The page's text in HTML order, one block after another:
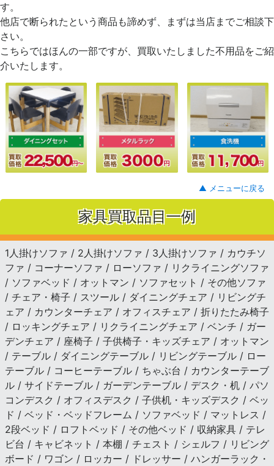
す。
他店で断られたという商品も諦めず、まずは当店までご相談下
さい。
こちらではほんの一部ですが、買取いたしました不用品をご紹
介いたします。
▲ メニューに戻る
家具買取品目一例
1人掛けソファ / 2人掛けソファ / 3人掛けソファ / カウチソ
ファ / コーナーソファ / ローソファ / リクライニングソファ
/ ソファベッド / オットマン / ソファセット / その他ソファ
/ チェア・椅子 / スツール / ダイニングチェア / リビングチ
ェア / カウンターチェア / オフィスチェア / 折りたたみ椅子
/ ロッキングチェア / リクライニングチェア / ベンチ / ガー
デンチェア / 座椅子 / 子供椅子・キッズチェア / オットマン
/ テーブル / ダイニングテーブル / リビングテーブル / ロー
テーブル / コーヒーテーブル / ちゃぶ台 / カウンターテーブ
ル / サイドテーブル / ガーデンテーブル / デスク・机 / パソ
コンデスク / オフィスデスク / 子供机・キッズデスク / ベッ
ド / ベッド・ベッドフレーム / ソファベッド / マットレス /
2段ベッド / ロフトベッド / その他ベッド / 収納家具 / テレ
ビ台 / キャビネット / 本棚 / チェスト / シェルフ / リビング
ボード / ワゴン / ロッカー / ドレッサー / ハンガーラック・